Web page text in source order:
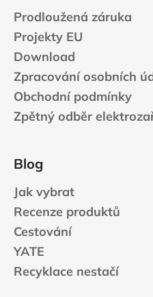
Prodloužená záruka
Projekty EU
Download
Zpracování osobních
Obchodní podmínky
Zpětný odběr
Blog
Jak vybrat
Recenze produktů
Cestování
YATE
Recyklace nestačí